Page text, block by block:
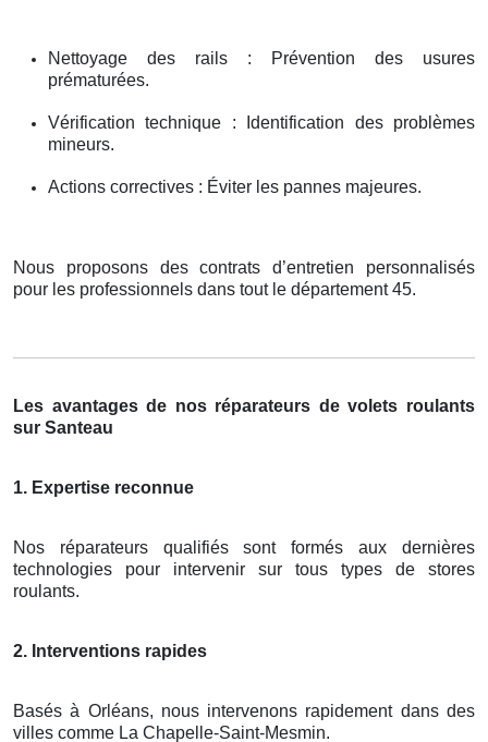
Nettoyage des rails : Prévention des usures
prématurées.
Vérification technique : Identification des problèmes
mineurs.
Actions correctives : Éviter les pannes majeures.
Nous proposons des contrats d’entretien personnalisés
pour les professionnels dans tout le département 45.
Les avantages de nos réparateurs de volets roulants
sur Santeau
1. Expertise reconnue
Nos réparateurs qualifiés sont formés aux dernières
technologies pour intervenir sur tous types de stores
roulants.
2. Interventions rapides
Basés à Orléans, nous intervenons rapidement dans des
villes comme La Chapelle-Saint-Mesmin.